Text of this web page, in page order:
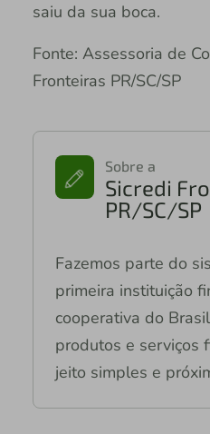
saiu da sua boca.
Fonte: Assessoria de
Fronteiras PR/SC/SP
Sobre a
Sicredi
PR/SC/SP
Fazemos parte do
primeira instituição
cooperativa do
produtos e serviços
jeito simples e